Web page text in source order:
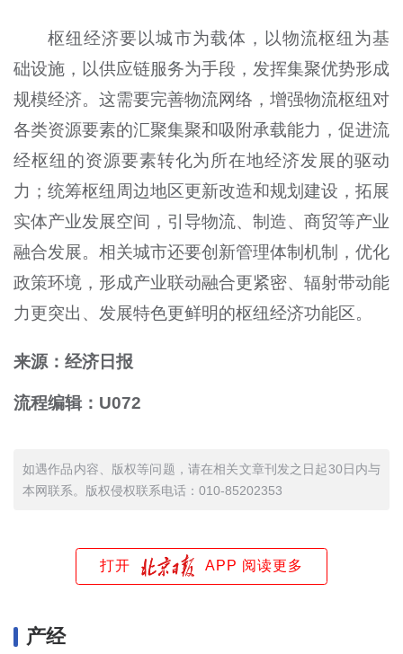
枢纽经济要以城市为载体，以物流枢纽为基
础设施，以供应链服务为手段，发挥集聚优势形成
规模经济。这需要完善物流网络，增强物流枢纽对
各类资源要素的汇聚集聚和吸附承载能力，促进流
经枢纽的资源要素转化为所在地经济发展的驱动
力；统筹枢纽周边地区更新改造和规划建设，拓展
实体产业发展空间，引导物流、制造、商贸等产业
融合发展。相关城市还要创新管理体制机制，优化
政策环境，形成产业联动融合更紧密、辐射带动能
力更突出、发展特色更鲜明的枢纽经济功能区。
来源：经济日报
流程编辑：U072
如遇作品内容、版权等问题，请在相关文章刊发之日起30日内与
本网联系。版权侵权联系电话：010-85202353
打开 APP 阅读更多
产经